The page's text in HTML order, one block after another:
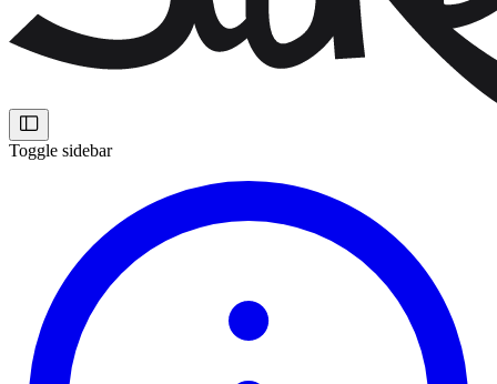
Toggle sidebar